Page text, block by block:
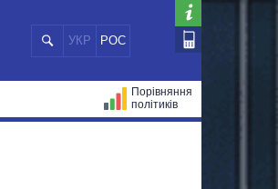
УКР РОС
Порівняння
політиків